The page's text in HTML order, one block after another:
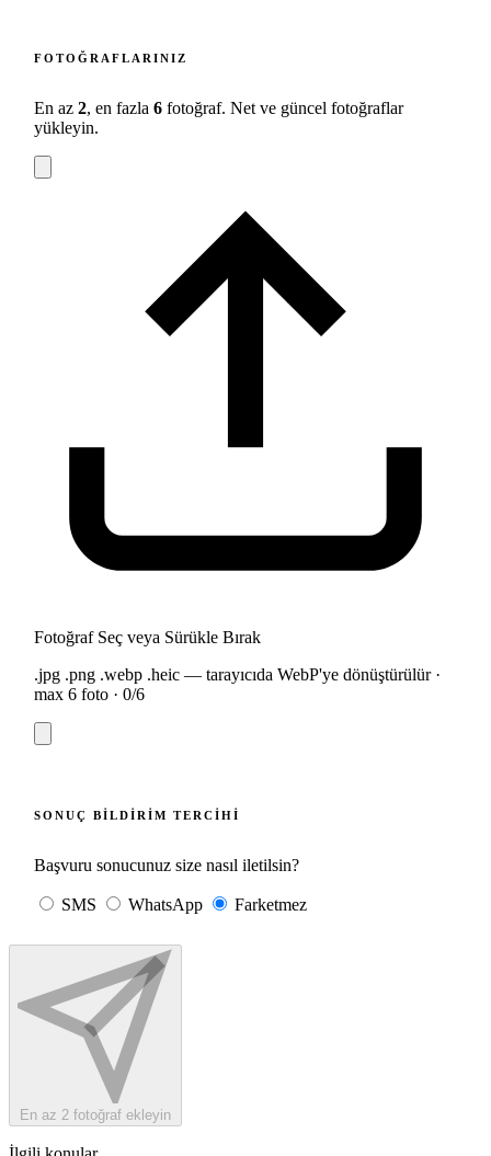
FOTOĞRAFLARINIZ
En az 2, en fazla 6 fotoğraf. Net ve güncel fotoğraflar
yükleyin.
Fotoğraf Seç veya Sürükle Bırak
.jpg .png .webp .heic — tarayıcıda WebP'ye dönüştürülür ·
max 6 foto · 0/6
SONUÇ BILDIRIM TERCIHI
Başvuru sonucunuz size nasıl iletilsin?
SMS WhatsApp Farketmez
En az 2 fotoğraf ekleyin